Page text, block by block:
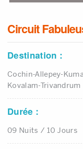
Contact
Circuit
Destination :
Cochin-Allepey-
Kovalam-Trivandrum
Durée :
09 Nuits / 10 Jours